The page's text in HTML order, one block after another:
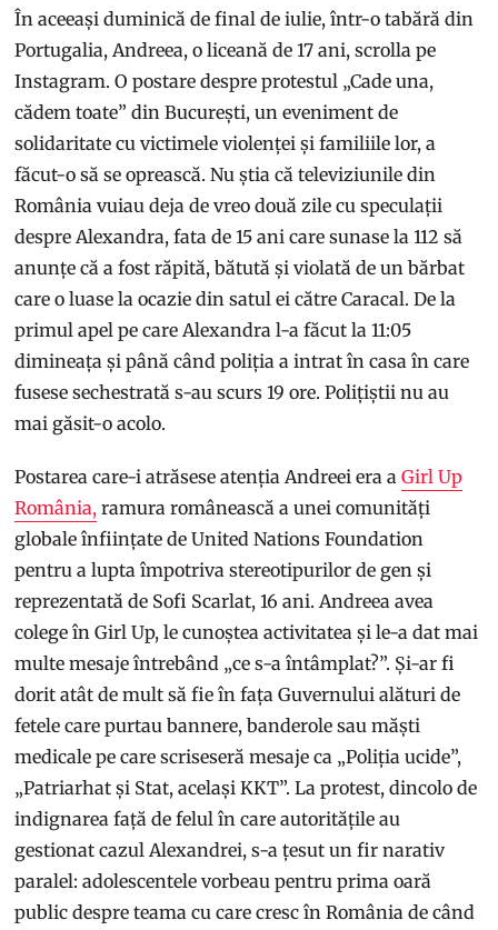
În aceeași duminică de final de iulie, într-o tabără din
Portugalia, Andreea, o liceană de 17 ani, scrolla pe
Instagram. O postare despre protestul „Cade una,
cădem toate” din București, un eveniment de
solidaritate cu victimele violenței și familiile lor, a
făcut-o să se oprească. Nu știa că televiziunile din
România vuiau deja de vreo două zile cu speculații
despre Alexandra, fata de 15 ani care sunase la 112 să
anunțe că a fost răpită, bătută și violată de un bărbat
care o luase la ocazie din satul ei către Caracal. De la
primul apel pe care Alexandra l-a făcut la 11:05
dimineața și până când poliția a intrat în casa în care
fusese sechestrată s-au scurs 19 ore. Polițiștii nu au
mai găsit-o acolo.
Postarea care-i atrăsese atenția Andreei era aGirl Up
România, ramura românească a unei comunități
globale înființate de United Nations Foundation
pentru a lupta împotriva stereotipurilor de gen și
reprezentată de Sofi Scarlat, 16 ani. Andreea avea
colege în Girl Up, le cunoștea activitatea și le-a dat mai
multe mesaje întrebând „ce s-a întâmplat?”. Și-ar fi
dorit atât de mult să fie în fața Guvernului alături de
fetele care purtau bannere, banderole sau măști
medicale pe care scriseseră mesaje ca „Poliția ucide”,
„Patriarhat și Stat, același KKT”. La protest, dincolo de
indignarea față de felul în care autoritățile au
gestionat cazul Alexandrei, s-a țesut un fir narativ
paralel: adolescentele vorbeau pentru prima oară
public despre teama cu care cresc în România de când